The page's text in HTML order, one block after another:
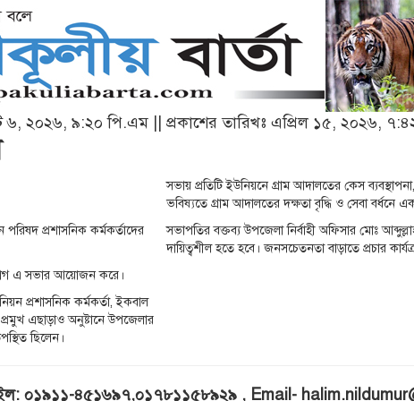
৬, ২০২৬, ৯:২০ পি.এম || প্রকাশের তারিখঃ এপ্রিল ১৫, ২০২৬,
প্রশাসনিক কর্মকর্তাদের
এ সভার আয়োজন করে।
প্রশাসনিক কর্মকর্তা, ইকবাল
এছাড়াও অনুষ্টানে উপজেলার
ছিলেন।
সভায় প্রতিটি ইউনিয়নে গ্রাম আদালতের কেস
ভবিষ্যতে গ্রাম আদালতের দক্ষতা বৃদ্ধি ও সেবা বর্ধনে
সভাপতির বক্তব্য উপজেলা নির্বাহী অফিসার মোঃ
দায়িত্বশীল হতে হবে। জনসচেতনতা বাড়াতে প্রচার
০১৯১১-৪৫১৬৯৭,০১৭৮১১৫৮৯২৯ , Email-